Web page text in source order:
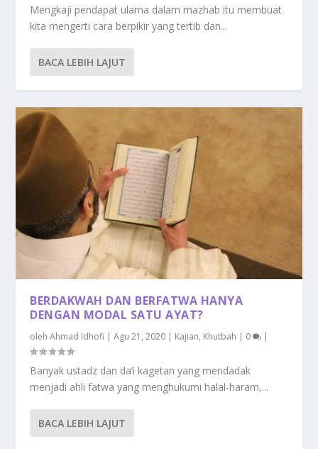
Mengkaji pendapat ulama dalam mazhab itu membuat
kita mengerti cara berpikir yang tertib dan...
BACA LEBIH LAJUT
BERDAKWAH DAN BERFATWA HANYA
DENGAN MODAL SATU AYAT?
olehAhmad Idhofi |Agu 21, 2020 | Kajian, Khutbah | 0 |
Banyak ustadz dan da’i kagetan yang mendadak
menjadi ahli fatwa yang menghukumi halal-haram,...
BACA LEBIH LAJUT